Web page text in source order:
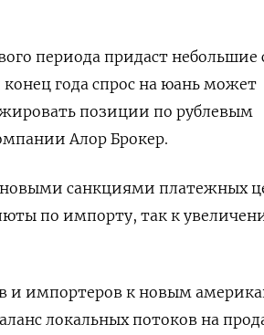
периода придаст небольшие
года спрос на юань может
позиции по рублевым
Алор Брокер.
санкциями платежных
по импорту, так к
и импортеров к новым
локальных потоков на